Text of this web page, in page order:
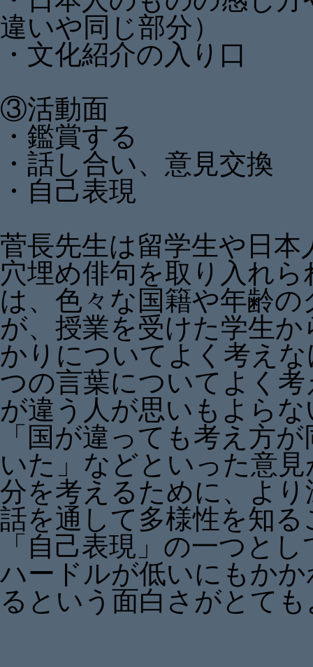
違いや同じ部分）
・文化紹介の入り口
③活動面
・鑑賞する
・話し合い、意見交換
・自己表現
菅長先生は留学生や日
穴埋め俳句を取り入れ
は、色々な国籍や年齢
が、授業を受けた学生
かりについてよく考え
つの言葉についてよく
が違う人が思いもよら
「国が違っても考え方
いた」などといった意
分を考えるために、よ
話を通して多様性を知
「自己表現」の一つと
ハードルが低いにもか
るという面白さがとて